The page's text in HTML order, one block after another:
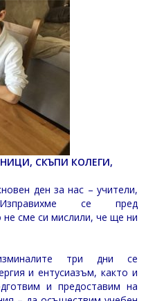
СКЪПИ КОЛЕГИ,
ден за нас – учители,
се пред
не сме си мислили, че ще ни
три дни се
и ентусиазъм, както и
и предоставим на